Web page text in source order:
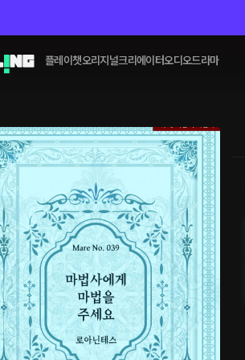
플레이챗오리지널크리에이터오디오드라마